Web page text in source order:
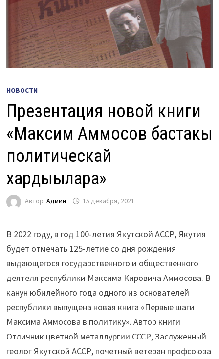
НОВОСТИ
Презентация новой книги
«Максим Аммосов бастакы
политическай
хардыылара»
Автор: Админ 15 декабря, 2021
В 2022 году, в год 100-летия Якутской АССР, Якутия
будет отмечать 125-летие со дня рождения
выдающегося государственного и общественного
деятеля республики Максима Кировича Аммосова. В
канун юбилейного года одного из основателей
республики выпущена новая книга «Первые шаги
Максима Аммосова в политику». Автор книги
Отличник цветной металлургии СССР, Заслуженный
геолог Якутской АССР, почетный ветеран профсоюза